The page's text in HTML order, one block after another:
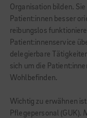
Organisation bilden.
Patient:innen besser
reibungslos
Patient:innenservice
delegierbare
sich um die
Wohlbefinden.
Wichtig zu erwähnen
Pflegepersonal (GUK).